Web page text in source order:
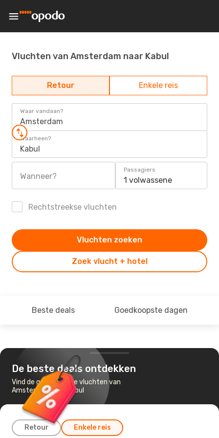
Vluchten van Amsterdam naar Kabul
Retour Enkele reis
Waar vandaan?
Amsterdam
Waarheen?
Kabul
Wanneer?
Passagiers
1 volwassene
Rechtstreekse vluchten
Zoek vlucht + hotel
Vluchten zoeken
Beste deals Goedkoopste dagen
De beste deals ontdekken
Vind de goedkoopste vluchten van
Amsterdam naar Kabul
Retour Enkele reis